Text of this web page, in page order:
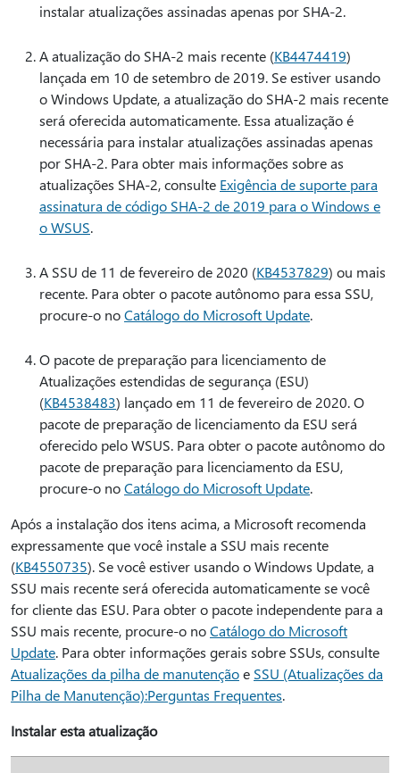
instalar atualizações assinadas apenas por SHA-2.
A atualização do SHA-2 mais recente (KB4474419)
lançada em 10 de setembro de 2019. Se estiver usando
o Windows Update, a atualização do SHA-2 mais recente
será oferecida automaticamente. Essa atualização é
necessária para instalar atualizações assinadas apenas
por SHA-2. Para obter mais informações sobre as
atualizações SHA-2, consulte Exigência de suporte para
assinatura de código SHA-2 de 2019 para o Windows e
o WSUS.
A SSU de 11 de fevereiro de 2020 (KB4537829) ou mais
recente. Para obter o pacote autônomo para essa SSU,
procure-o noCatálogo do Microsoft Update.
O pacote de preparação para licenciamento de
Atualizações estendidas de segurança (ESU)
(KB4538483) lançado em 11 de fevereiro de 2020. O
pacote de preparação de licenciamento da ESU será
oferecido pelo WSUS. Para obter o pacote autônomo do
pacote de preparação para licenciamento da ESU,
procure-o noCatálogo do Microsoft Update.
Após a instalação dos itens acima, a Microsoft recomenda
expressamente que você instale a SSU mais recente
(KB4550735). Se você estiver usando o Windows Update, a
SSU mais recente será oferecida automaticamente se você
for cliente das ESU. Para obter o pacote independente para a
SSU mais recente, procure-o noCatálogo do Microsoft
Update. Para obter informações gerais sobre SSUs, consulte
Atualizações da pilha de manutençãoe SSU (Atualizações da
Pilha de Manutenção):Perguntas Frequentes.
Instalar esta atualização